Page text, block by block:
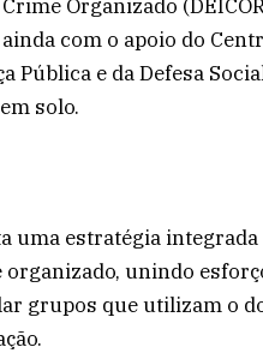
Organizado
com o apoio do
Pública e da Defesa
solo.
uma estratégia
unindo
grupos que utilizam o